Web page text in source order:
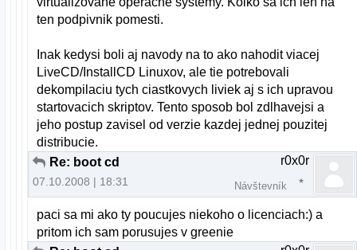
ten podpivnik pomesti.
Inak kedysi boli aj navody na to ako nahodit viacej
LiveCD/InstallCD Linuxov, ale tie potrebovali
dekompilaciu tych ciastkovych liviek aj s ich upravou
startovacich skriptov. Tento sposob bol zdlhavejsi a
jeho postup zavisel od verzie kazdej jednej pouzitej
distribucie.
Re: boot cd
07.10.2008 | 18:31
r0x0r
Návštevník
paci sa mi ako ty poucujes niekoho o licenciach:) a
pritom ich sam porusujes v greenie